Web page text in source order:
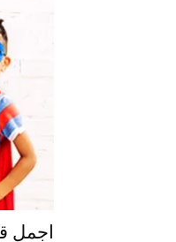
اجمل